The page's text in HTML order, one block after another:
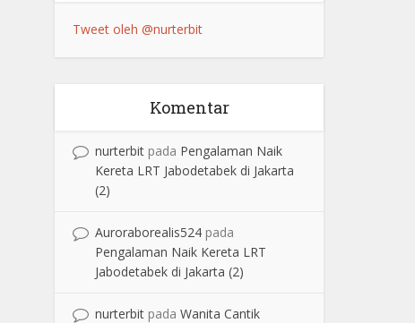
Tweet oleh @nurterbit
Komentar
nurterbit pada Pengalaman Naik
Kereta LRT Jabodetabek di Jakarta
(2)
Auroraborealis524 pada
Pengalaman Naik Kereta LRT
Jabodetabek di Jakarta (2)
nurterbit pada Wanita Cantik